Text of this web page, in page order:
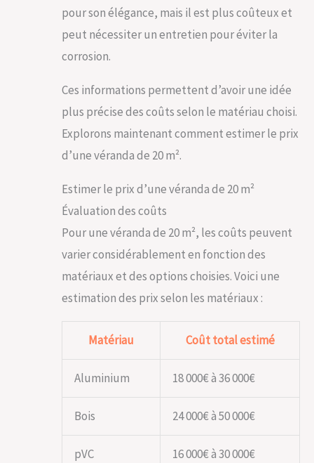
pour son élégance, mais il est plus coûteux et
peut nécessiter un entretien pour éviter la
corrosion.
Ces informations permettent d’avoir une idée
plus précise des coûts selon le matériau choisi.
Explorons maintenant comment estimer le prix
d’une véranda de 20 m².
Estimer le prix d’une véranda de 20 m²
Évaluation des coûts
Pour une véranda de 20 m², les coûts peuvent
varier considérablement en fonction des
matériaux et des options choisies. Voici une
estimation des prix selon les matériaux :
Matériau Coût total estimé
Aluminium 18 000€ à 36 000€
Bois 24 000€ à 50 000€
pVC 16 000€ à 30 000€